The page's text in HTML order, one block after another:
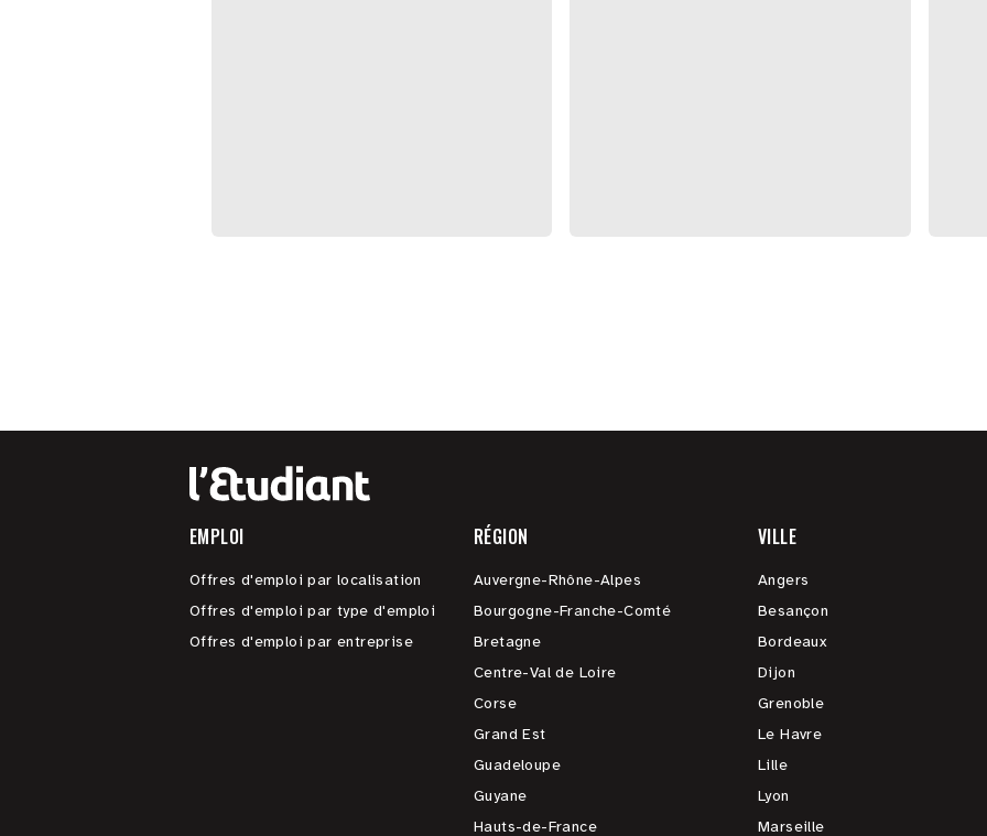
EMPLOI
Offres d'emploi par localisation
Offres d'emploi par type d'emploi
Offres d'emploi par entreprise
RÉGION
Auvergne-Rhône-Alpes
Bourgogne-Franche-Comté
Bretagne
Centre-Val de Loire
Corse
Grand Est
Guadeloupe
Guyane
Hauts-de-France
VILLE
Angers
Besançon
Bordeaux
Dijon
Grenoble
Le Havre
Lille
Lyon
Marseille